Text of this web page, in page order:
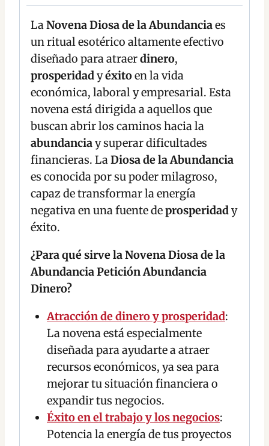
LaNovena Diosa de la Abundanciaes
un ritual esotérico altamente efectivo
diseñado para atraerdinero,
prosperidadyéxitoen la vida
económica, laboral y empresarial. Esta
novena está dirigida a aquellos que
buscan abrir los caminos hacia la
abundanciay superar dificultades
financieras. LaDiosa de la Abundancia
es conocida por su poder milagroso,
capaz de transformar la energía
negativa en una fuente deprosperidady
éxito.
¿Para qué sirve la Novena Diosa de la
Abundancia Petición Abundancia
Dinero?
Atracción de dinero y prosperidad:
La novena está especialmente
diseñada para ayudarte a atraer
recursos económicos, ya sea para
mejorar tu situación financiera o
expandir tus negocios.
Éxito en el trabajo y los negocios:
Potencia la energía de tus proyectos